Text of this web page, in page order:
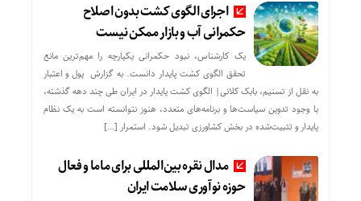
اجرای الگوی کشت بدون اصلاح
حکمرانی آب و بازار ممکن نیست
یک کارشناس، نبود حکمرانی یکپارچه را مهم‌ترین مانع
تحقق الگوی کشت پایدار دانست. به گزارش پول و اعتبار
به نقل از تسنیم، بابک کلانی| الگوی کشت پایدار در ایران طی چند دهه گذشته،
با وجود تدوین سیاست‌ها و برنامه‌های متعدد، هنوز نتوانسته است به یک نظام
پایدار و تثبیت‌شده در بخش کشاورزی تبدیل شود. استمرار […]
مدال نقره بین‌المللی برای ماما و فعال
حوزه نوآوری سلامت ایران